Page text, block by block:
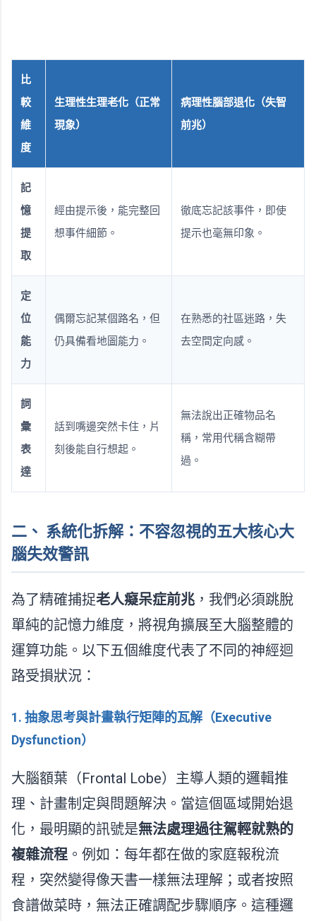
比
較
維
度
生理性生理老化（正常
現象）
病理性腦部退化（失智
前兆）
記
憶
提
取
經由提示後，能完整回
想事件細節。
徹底忘記該事件，即使
提示也毫無印象。
定
位
能
力
偶爾忘記某個路名，但
仍具備看地圖能力。
在熟悉的社區迷路，失
去空間定向感。
詞
彙
表
達
話到嘴邊突然卡住，片
刻後能自行想起。
無法說出正確物品名
稱，常用代稱含糊帶
過。
二、 系統化拆解：不容忽視的五大核心大
腦失效警訊
為了精確捕捉老人癡呆症前兆 ，我們必須跳脫
單純的記憶力維度，將視角擴展至大腦整體的
運算功能。以下五個維度代表了不同的神經迴
路受損狀況：
1. 抽象思考與計畫執行矩陣的瓦解（Executive
Dysfunction）
大腦額葉（Frontal Lobe）主導人類的邏輯推
理、計畫制定與問題解決。當這個區域開始退
化，最明顯的訊號是無法處理過往駕輕就熟的
複雜流程 。例如：每年都在做的家庭報稅流
程，突然變得像天書一樣無法理解；或者按照
食譜做菜時，無法正確調配步驟順序。這種邏